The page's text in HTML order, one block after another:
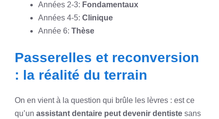
Années 2-3: Fondamentaux
Années 4-5: Clinique
Année 6: Thèse
Passerelles et reconversion
: la réalité du terrain
On en vient à la question qui brûle les lèvres : est ce
qu’un assistant dentaire peut devenir dentiste sans